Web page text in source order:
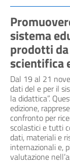
sistema
prodotti da
scientifica
Dal 19 al 21
dati del e per il
la didattica”.
edizione,
confronto per
scolastici e tutti
dati, materiali e
internazionali e,
valutazione